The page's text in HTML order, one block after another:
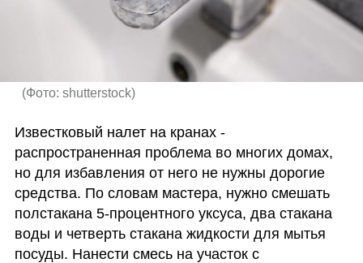
(Фото: shutterstock)
Известковый налет на кранах -
распространенная проблема во многих домах,
но для избавления от него не нужны дорогие
средства. По словам мастера, нужно смешать
полстакана 5-процентного уксуса, два стакана
воды и четверть стакана жидкости для мытья
посуды. Нанести смесь на участок с